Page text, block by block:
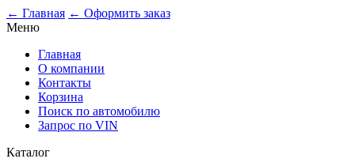
← Главная ← Оформить заказ
Меню
Главная
О компании
Контакты
Корзина
Поиск по автомобилю
Запрос по VIN
Каталог